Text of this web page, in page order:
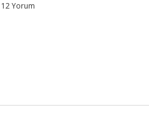
12 Yorum